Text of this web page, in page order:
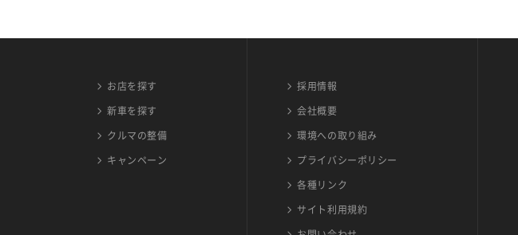
お店を探す
新車を探す
クルマの整備
キャンペーン
採用情報
会社概要
環境への取り組み
プライバシーポリシー
各種リンク
サイト利用規約